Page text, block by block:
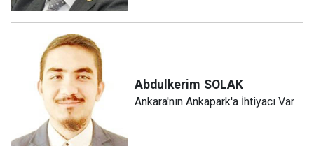
Abdulkerim SOLAK
Ankara'nın Ankapark'a İhtiyacı Var